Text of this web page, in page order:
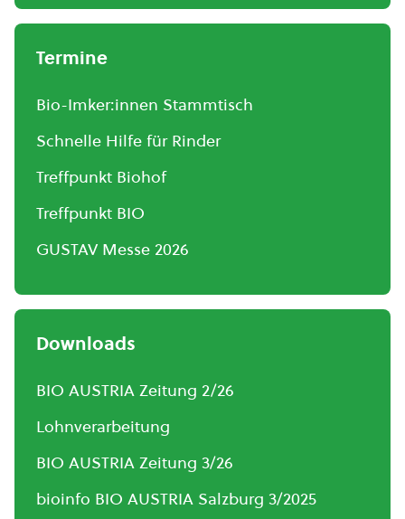
Termine
Bio-Imker:innen Stammtisch
Schnelle Hilfe für Rinder
Treffpunkt Biohof
Treffpunkt BIO
GUSTAV Messe 2026
Downloads
BIO AUSTRIA Zeitung 2/26
Lohnverarbeitung
BIO AUSTRIA Zeitung 3/26
bioinfo BIO AUSTRIA Salzburg 3/2025